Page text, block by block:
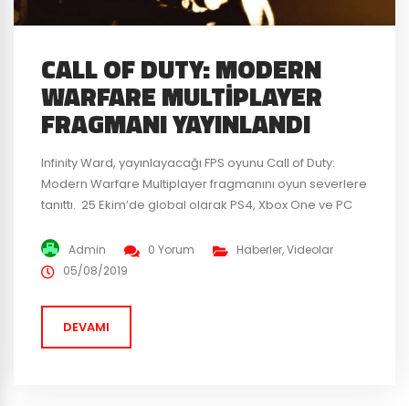
CALL OF DUTY: MODERN
WARFARE MULTIPLAYER
FRAGMANI YAYINLANDI
Infinity Ward, yayınlayacağı FPS oyunu Call of Duty:
Modern Warfare Multiplayer fragmanını oyun severlere
tanıttı. 25 Ekim’de global olarak PS4, Xbox One ve PC
Modern Warfare serideki dördüncü oyununun tekrarı
niteliğinde. Yalnızca görsellik olarak değil siyası ve
olacağı açıklandı. Oyunun...
Admin 0 Yorum Haberler,Videolar
05/08/2019
DEVAMI